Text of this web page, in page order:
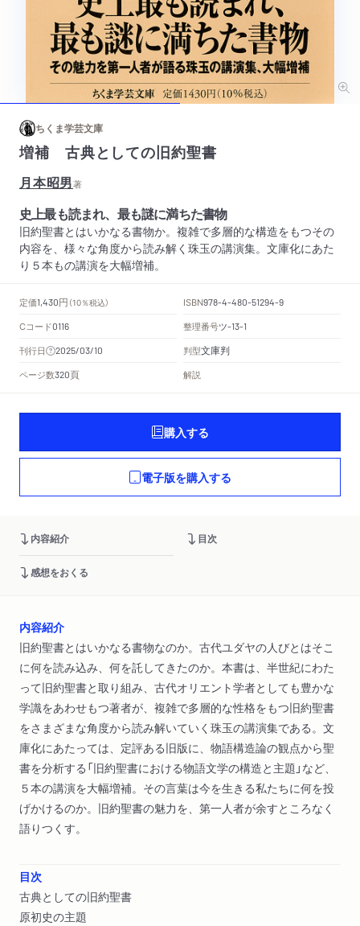
ちくま学芸文庫
増補 古典としての旧約聖書
月本昭男著
史上最も読まれ、最も謎に満ちた書物
旧約聖書とはいかなる書物か。複雑で多層的な構造をもつその
内容を、様々な角度から読み解く珠玉の講演集。文庫化にあた
り５本もの講演を大幅増補。
定価1,430円 （10％税込） ISBN978-4-480-51294-9
Cコード0116 整理番号ツ-13-1
刊行日 2025/03/10 判型文庫判
ページ数320頁 解説
購入する
電子版を購入する
内容紹介 目次
感想をおくる
内容紹介
旧約聖書とはいかなる書物なのか。古代ユダヤの人びとはそこ
に何を読み込み、何を託してきたのか。本書は、半世紀にわた
って旧約聖書と取り組み、古代オリエント学者としても豊かな
学識をあわせもつ著者が、複雑で多層的な性格をもつ旧約聖書
をさまざまな角度から読み解いていく珠玉の講演集である。文
庫化にあたっては、定評ある旧版に、物語構造論の観点から聖
書を分析する「旧約聖書における物語文学の構造と主題」など、
５本の講演を大幅増補。その言葉は今を生きる私たちに何を投
げかけるのか。旧約聖書の魅力を、第一人者が余すところなく
語りつくす。
目次
古典としての旧約聖書
原初史の主題